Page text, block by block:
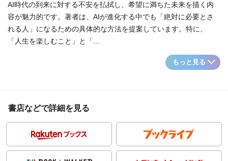
AI時代の到来に対する不安を払拭し、希望に満ちた未来を描く内
容が魅力的です。著者は、AIが進化する中でも「絶対に必要とさ
れる人」になるための具体的な方法を提案しています。特に、
「人生を楽しむこと」と「...
もっと見る
書店などで詳細を見る